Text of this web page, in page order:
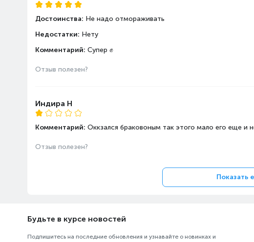
Достоинства: Не надо отмораживать
Недостатки: Нету
Комментарий: Супер ✊
Отзыв полезен?
Индира Н
Комментарий: Оккзался браковоным так этого мало его еще и
Отзыв полезен?
Показать
Будьте в курсе новостей
Подпишитесь на последние обновления и узнавайте о новинках и